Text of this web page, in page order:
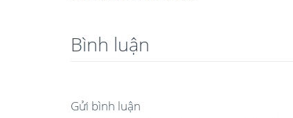
Bình luận
Gửi bình luận